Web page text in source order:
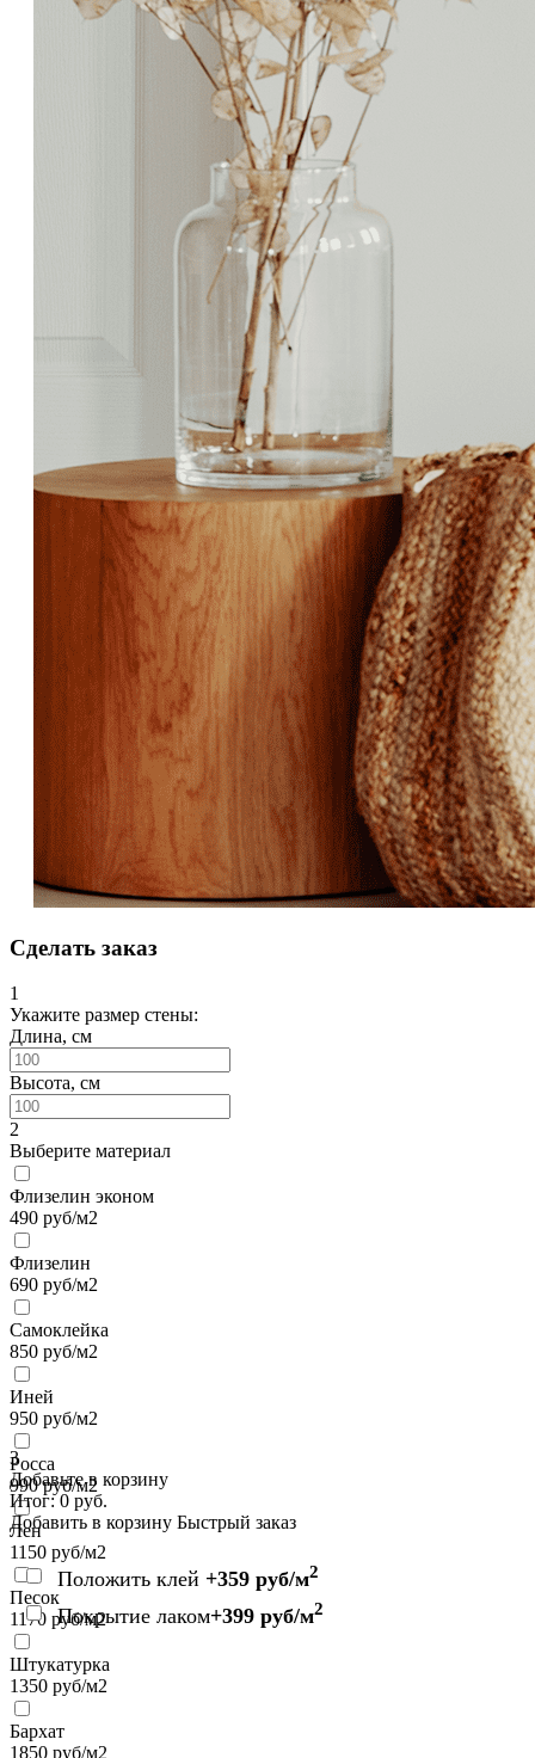
Сделать заказ
1
Укажите размер стены:
Длина, см
Высота, см
2
Выберите материал
Флизелин эконом
490 руб/м2
Флизелин
690 руб/м2
Самоклейка
850 руб/м2
Иней
950 руб/м2
Росса
990руб/м2
Лен
1150 руб/м2
Песок
1170 руб/м2
Штукатурка
1350 руб/м2
Бархат
1850 руб/м2
3
Добавьте в корзину
Итог:0 руб.
Добавить в корзину Быстрый заказ
Положить клей +359 руб/м2
Покрытие лаком+399 руб/м2